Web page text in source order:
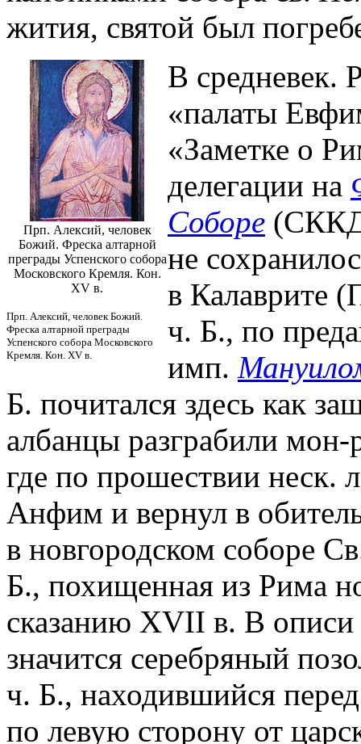
жития, святой был
Прп. Алексий, человек
Божий. Фреска алтарной
преграды Успенского собора
Московского Кремля. Кон.
XV в.
Прп. Алексий, человек Божий.
Фреска алтарной преграды
Успенского собора Московского
Кремля. Кон. XV в.
В средневек.
«палаты
«Заметке о
делегации на
Соборе
не
в Калаврите
ч. Б., по
имп.
Б. почитался здесь как
албанцы разграбили мон-
где по прошествии неск.
Анфим и вернул в
в новгородском соборе
Б., похищенная из Рима
сказанию XVII в. В описи
значится серебряный
ч. Б., находившийся
по левую сторону от